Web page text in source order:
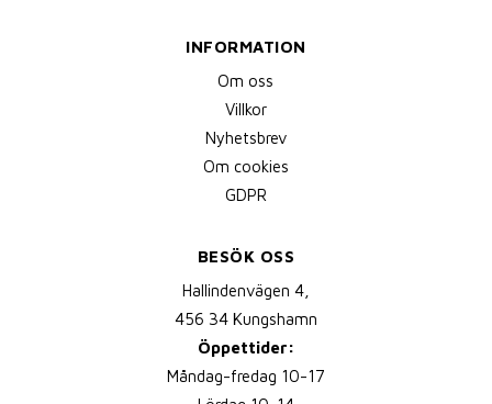
INFORMATION
Om oss
Villkor
Nyhetsbrev
Om cookies
GDPR
BESÖK OSS
Hallindenvägen 4,
456 34 Kungshamn
Öppettider:
Måndag-fredag 10-17